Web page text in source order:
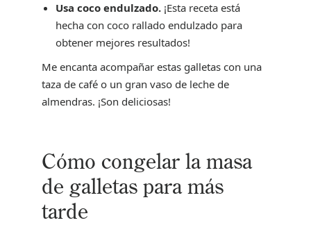
Usa coco endulzado. ¡Esta receta está
hecha con coco rallado endulzado para
obtener mejores resultados!
Me encanta acompañar estas galletas con una
taza de café o un gran vaso de leche de
almendras. ¡Son deliciosas!
Cómo congelar la masa
de galletas para más
tarde